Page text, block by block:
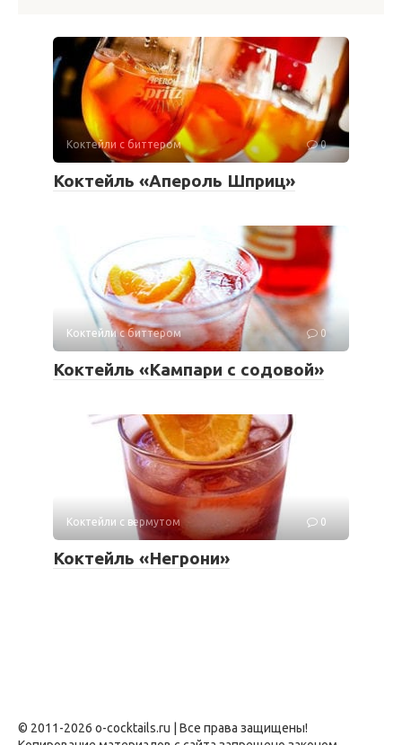
Коктейли с биттером 0
Коктейль «Апероль Шприц»
Коктейли с биттером 0
Коктейль «Кампари с содовой»
Коктейли с вермутом 0
Коктейль «Негрони»
© 2011-2026 o-cocktails.ru | Все права защищены!